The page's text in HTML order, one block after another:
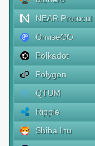
NEAR Protocol
OmiseGO
Polkadot
Polygon
QTUM
Ripple
Shiba Inu